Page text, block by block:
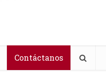
Contáctanos